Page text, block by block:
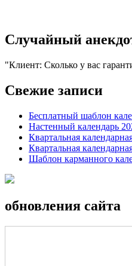
Случайный
Клиент: Сколько у вас
Свежие записи
Бесплатный шаблон
Настенный календарь
Квартальная
Квартальная
Шаблон карманного
обновления сайта